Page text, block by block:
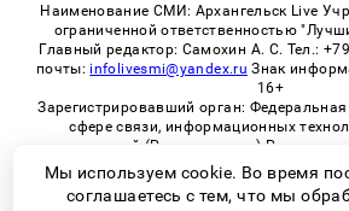
Наименование СМИ: Архангельск Live
ограниченной ответственностью
Главный редактор: Самохин А. С. Тел.:
почты: infolivesmi@yandex.ru Знак
16+
Зарегистрировавший орган:
сфере связи, информационных
коммуникаций (Роскомнадзор)
№ ФС 77 - 82533 от
Мы используем cookie. Во время
соглашаетесь с тем, что мы